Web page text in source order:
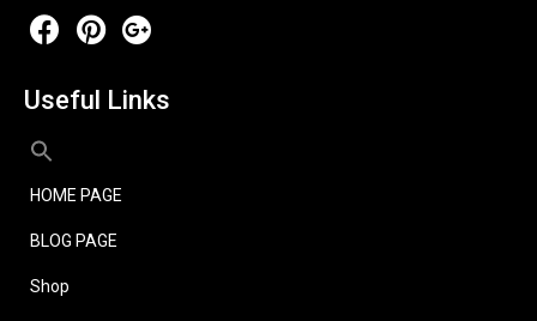
Useful Links
HOME PAGE
BLOG PAGE
Shop